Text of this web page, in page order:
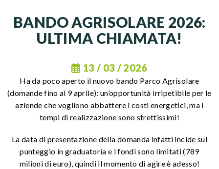
BANDO AGRISOLARE 2026:
ULTIMA CHIAMATA!
13 / 03 / 2026
Ha da poco aperto il nuovo bando Parco Agrisolare
(domande fino al 9 aprile): un’opportunità irripetibile per le
aziende che vogliono abbattere i costi energetici, ma i
tempi di realizzazione sono strettissimi!
La data di presentazione della domanda infatti incide sul
punteggio in graduatoria e i fondi sono limitati (789
milioni di euro), quindi il momento di agire è adesso!